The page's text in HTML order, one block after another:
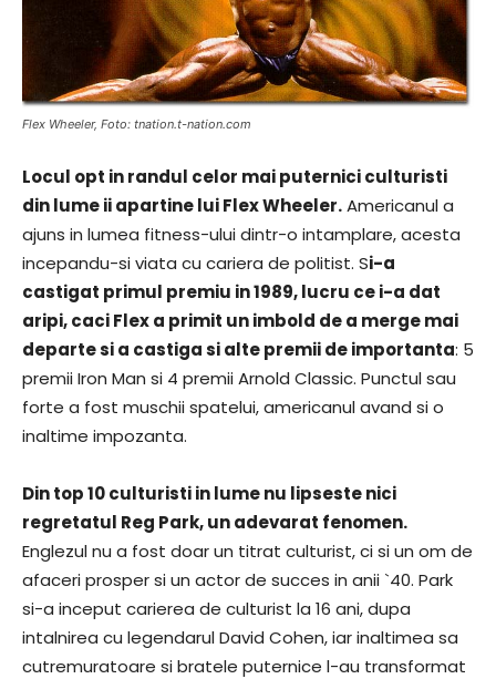
Flex Wheeler, Foto: tnation.t-nation.com
Locul opt in randul celor mai puternici culturisti
din lume ii apartine lui Flex Wheeler.Americanul a
ajuns in lumea fitness-ului dintr-o intamplare, acesta
incepandu-si viata cu cariera de politist. Si-a
castigat primul premiu in 1989, lucru ce i-a dat
aripi, caci Flex a primit un imbold de a merge mai
departe si a castiga si alte premii de importanta: 5
premii Iron Man si 4 premii Arnold Classic. Punctul sau
forte a fost muschii spatelui, americanul avand si o
inaltime impozanta.
Din top 10 culturisti in lume nu lipseste nici
regretatul Reg Park, un adevarat fenomen.
Englezul nu a fost doar un titrat culturist, ci si un om de
afaceri prosper si un actor de succes in anii `40. Park
si-a inceput carierea de culturist la 16 ani, dupa
intalnirea cu legendarul David Cohen, iar inaltimea sa
cutremuratoare si bratele puternice l-au transformat